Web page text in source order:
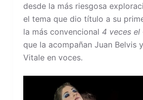
desde la más riesgosa
el tema que dio título a su
la más convencional 4 veces el
que la acompañan Juan Belvis
Vitale en voces.